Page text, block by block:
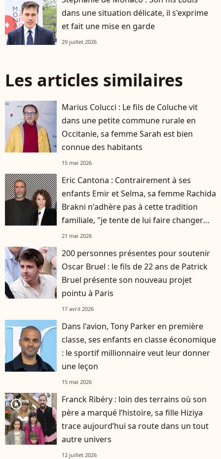
dans une situation délicate, il s'exprime
et fait une mise en garde
29 juillet 2026
Les articles similaires
Marius Colucci : Le fils de Coluche vit
dans une petite commune rurale en
Occitanie, sa femme Sarah est bien
connue des habitants
15 mai 2026
Eric Cantona : Contrairement à ses
enfants Emir et Selma, sa femme Rachida
Brakni n'adhère pas à cette tradition
familiale, "je tente de lui faire changer
d'avis"
21 mai 2026
200 personnes présentes pour soutenir
Oscar Bruel : le fils de 22 ans de Patrick
Bruel présente son nouveau projet
pointu à Paris
17 avril 2026
Dans l'avion, Tony Parker en première
classe, ses enfants en classe économique
: le sportif millionnaire veut leur donner
une leçon
15 mai 2026
player2
Franck Ribéry : loin des terrains où son
père a marqué l’histoire, sa fille Hiziya
trace aujourd’hui sa route dans un tout
autre univers
12 juillet 2026